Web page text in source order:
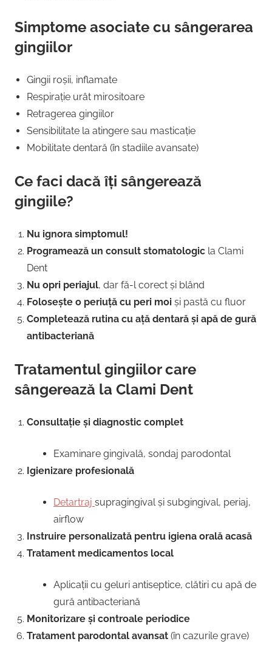
Simptome asociate cu sângerarea
gingiilor
Gingii roșii, inflamate
Respirație urât mirositoare
Retragerea gingiilor
Sensibilitate la atingere sau masticație
Mobilitate dentară (în stadiile avansate)
Ce faci dacă îți sângerează
gingiile?
Nu ignora simptomul!
Programează un consult stomatologic la Clami
Dent
Nu opri periajul, dar fă-l corect și blând
Folosește o periuță cu peri moi și pastă cu fluor
Completează rutina cu ață dentară și apă de gură
antibacteriană
Tratamentul gingiilor care
sângerează la Clami Dent
Consultație și diagnostic complet
Examinare gingivală, sondaj parodontal
Igienizare profesională
Detartraj supragingival și subgingival, periaj,
airflow
Instruire personalizată pentru igiena orală acasă
Tratament medicamentos local
Aplicații cu geluri antiseptice, clătiri cu apă de
gură antibacteriană
Monitorizare și controale periodice
Tratament parodontal avansat (în cazurile grave)